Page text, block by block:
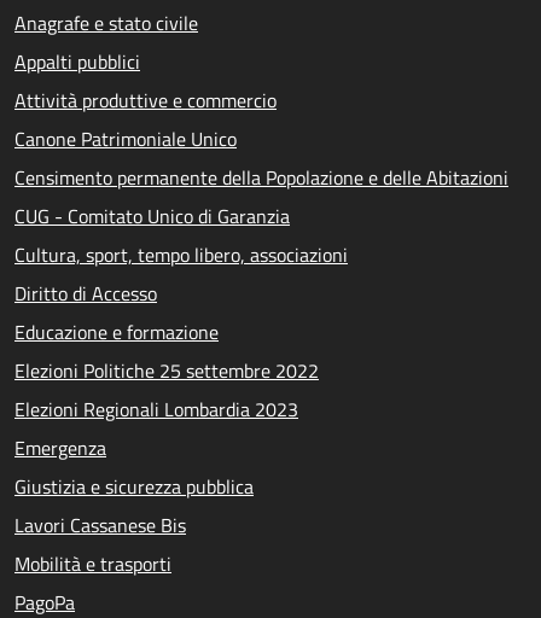
Anagrafe e stato civile
Appalti pubblici
Attività produttive e commercio
Canone Patrimoniale Unico
Censimento permanente della Popolazione e delle Abitazioni
CUG - Comitato Unico di Garanzia
Cultura, sport, tempo libero, associazioni
Diritto di Accesso
Educazione e formazione
Elezioni Politiche 25 settembre 2022
Elezioni Regionali Lombardia 2023
Emergenza
Giustizia e sicurezza pubblica
Lavori Cassanese Bis
Mobilità e trasporti
PagoPa